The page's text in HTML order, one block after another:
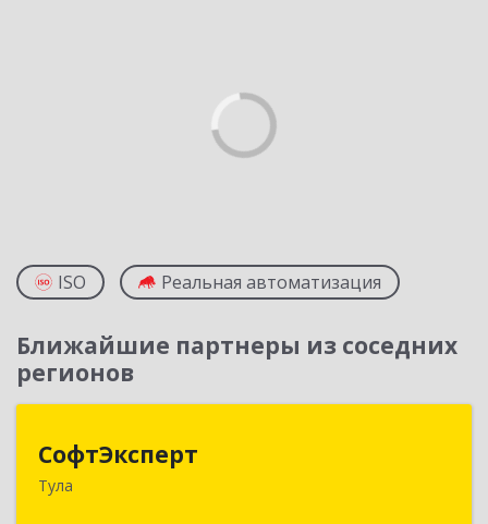
ISO Реальная автоматизация
Ближайшие партнеры из соседних
регионов
СофтЭксперт
Тула
300013, Тульская обл, Тула г, Болдина ул, дом №